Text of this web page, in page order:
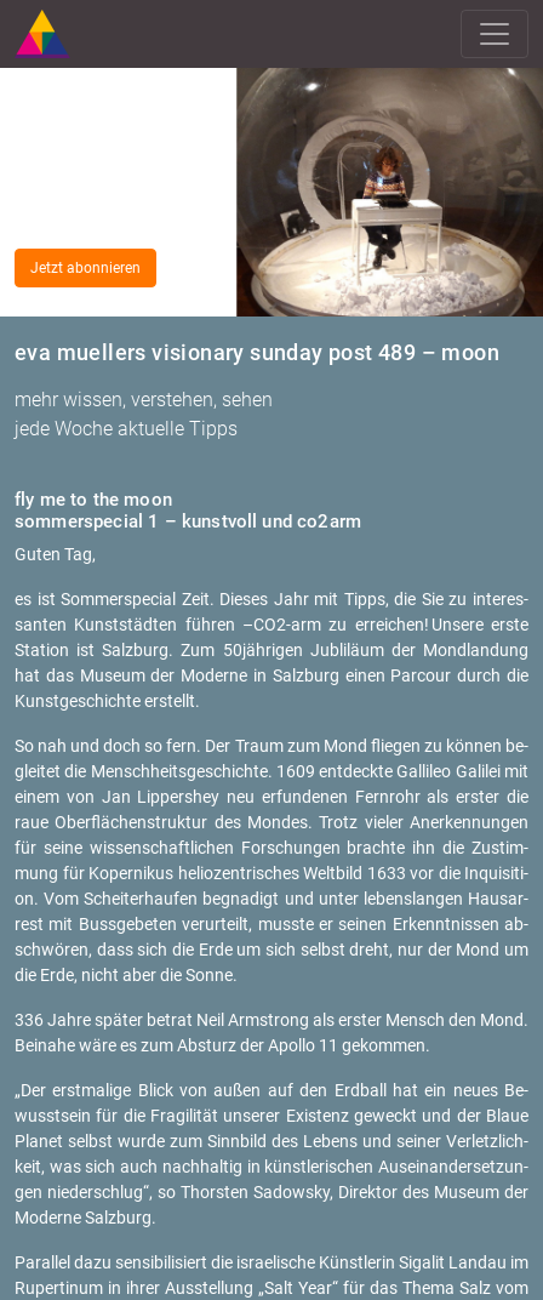
eva muellers visionary sunday post 489 – moon
mehr wissen, verstehen, sehen
jede Woche aktuelle Tipps
Jetzt abonnieren
fly me to the moon
som­mer­spe­cial 1 – kunst­voll und co2arm
Guten Tag,
es ist Som­mer­spe­cial Zeit. Die­ses Jahr mit Tipps, die Sie zu in­ter­es­
san­ten Kunst­städ­ten füh­ren –CO2-arm zu er­rei­chen! Un­se­re erste
Sta­ti­on ist Salz­burg. Zum 50jäh­ri­gen Jubli­lä­um der Mond­lan­dung
hat das Mu­se­um der Mo­der­ne in Salz­burg einen Par­cour durch die
Kunst­ge­schich­te er­stellt.
So nah und doch so fern. Der Traum zum Mond flie­gen zu kön­nen be­
glei­tet die Mensch­heits­ge­schich­te. 1609 ent­deck­te Gal­li­leo Ga­li­lei mit
einem von Jan Lip­pers­hey neu er­fun­de­nen Fern­rohr als ers­ter die
raue Ober­flä­chen­struk­tur des Mon­des. Trotz vie­ler An­er­ken­nun­gen
für seine wis­sen­schaft­li­chen For­schun­gen brach­te ihn die Zu­stim­
mung für Ko­per­ni­kus he­lio­zen­tri­sches Welt­bild 1633 vor die In­qui­si­ti­
on. Vom Schei­ter­hau­fen be­gna­digt und unter le­bens­lan­gen Haus­ar­
rest mit Buss­ge­be­ten ver­ur­teilt, muss­te er sei­nen Er­kennt­nis­sen ab­
schwö­ren, dass sich die Erde um sich selbst dreht, nur der Mond um
die Erde, nicht aber die Sonne.
336 Jahre spä­ter be­trat Neil Arm­strong als ers­ter Mensch den Mond.
Bei­na­he wäre es zum Ab­sturz der Apol­lo 11 ge­kom­men.
„Der erst­ma­li­ge Blick von außen auf den Erd­ball hat ein neues Be­
wusst­sein für die Fra­gi­li­tät un­se­rer Exis­tenz ge­weckt und der Blaue
Pla­net selbst wurde zum Sinn­bild des Le­bens und sei­ner Ver­letz­lich­
keit, was sich auch nach­hal­tig in künst­le­ri­schen Aus­ein­an­der­set­zun­
gen nie­der­schlug“, so Thors­ten Sa­dow­sky, Di­rek­tor des Mu­se­um der
Mo­der­ne Salz­burg.
Par­al­lel dazu sen­si­bi­li­siert die is­rae­li­sche Künst­le­rin Sigalit Land­au im
Ru­per­ti­num in ihrer Aus­stel­lung „Salt Year“ für das Thema Salz vom